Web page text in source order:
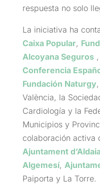
respuesta no solo
La iniciativa ha
Caixa Popular,
Alcoyana Seguros,
Conferencia
Fundación Naturgy,
València, la
Cardiología y la
Municipios y
colaboración activa
Ajuntament
Algemesí,
Paiporta y La Torre.